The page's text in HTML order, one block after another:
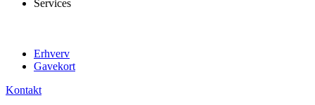
Services
Erhverv
Gavekort
Kontakt